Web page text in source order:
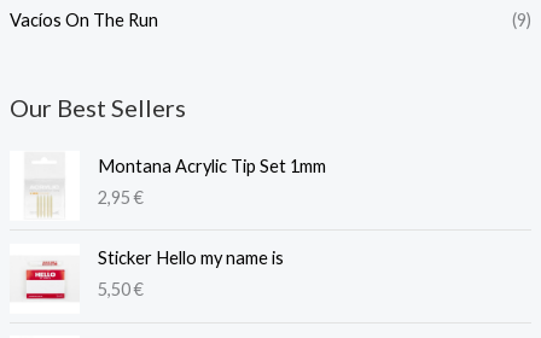
Vacíos On The Run (9)
Our Best Sellers
Montana Acrylic Tip Set 1mm
2,95€
Sticker Hello my name is
5,50€